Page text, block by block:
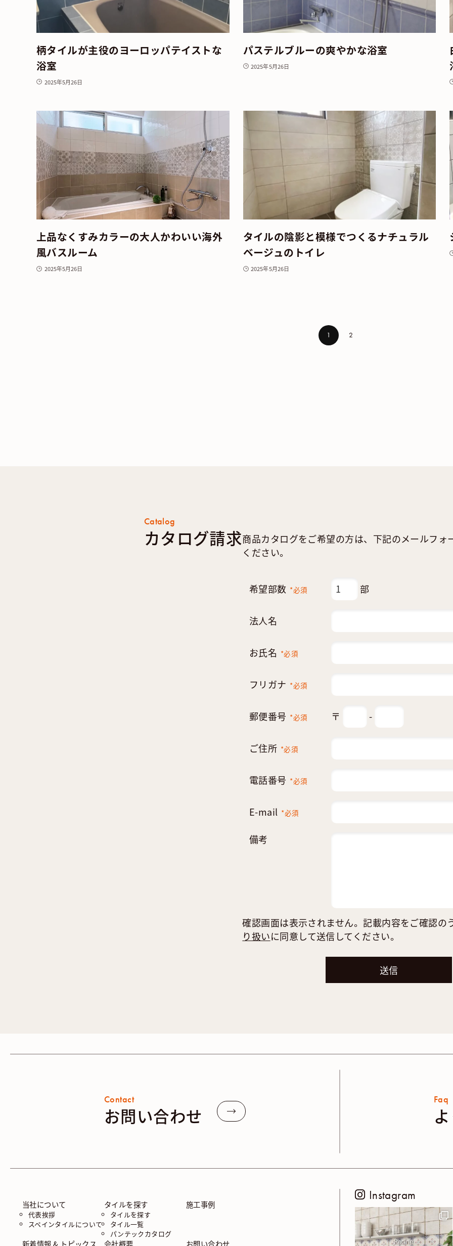
柄タイルが主役のヨーロッパテイストな
浴室
2025年5月26日
パステルブルーの爽やかな浴室
2025年5月26日
上品なくすみカラーの大人かわいい海外
風バスルーム
2025年5月26日
タイルの陰影と模様でつくるナチュラル
ベージュのトイレ
2025年5月26日
1 2
Catalog
カタログ請求商品カタログをご希望の方は、下記のメールフォ
ください。
希望部数 *必須 部
法人名
お氏名 *必須
フリガナ *必須
郵便番号 *必須 〒 -
ご住所 *必須
電話番号 *必須
E-mail *必須
備考
確認画面は表示されません。記載内容をご確認のう
り扱いに同意して送信してください。
Contact
お問い合わせ
Faq
Instagram
当社について
代表挨拶
スペインタイルについて
タイルを探す
タイルを探す
タイル一覧
パンテックカタログ
施工事例
新着情報 & トピックス 会社概要 お問い合わせ